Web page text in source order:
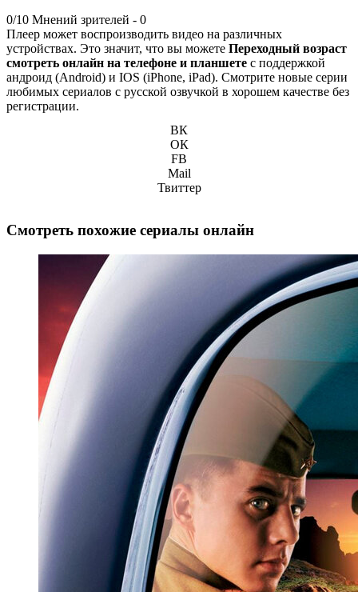
0/10 Мнений зрителей - 0
Плеер может воспроизводить видео на различных
устройствах. Это значит, что вы можете Переходный возраст
смотреть онлайн на телефоне и планшете с поддержкой
андроид (Android) и IOS (iPhone, iPad). Смотрите новые серии
любимых сериалов с русской озвучкой в хорошем качестве без
регистрации.
ВК
ОК
FB
Mail
Твиттер
Смотреть похожие сериалы онлайн